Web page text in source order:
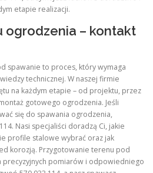
etapie realizacji.
ogrodzenia – kontakt
spawanie to proces, który wymaga
technicznej. W naszej firmie
na każdym etapie – od projektu, przez
gotowego ogrodzenia. Jeśli
się do spawania ogrodzenia,
Nasi specjaliści doradzą Ci, jakie
profile stalowe wybrać oraz jak
korozją. Przygotowanie terenu pod
precyzyjnych pomiarów i odpowiedniego